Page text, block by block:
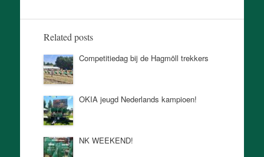
Related posts
Competitiedag bij de Hagmöll trekkers
OKIA jeugd Nederlands kampioen!
NK WEEKEND!